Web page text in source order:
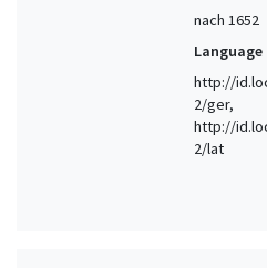
nach 1652
Language
http://
2/ger,
http://
2/lat